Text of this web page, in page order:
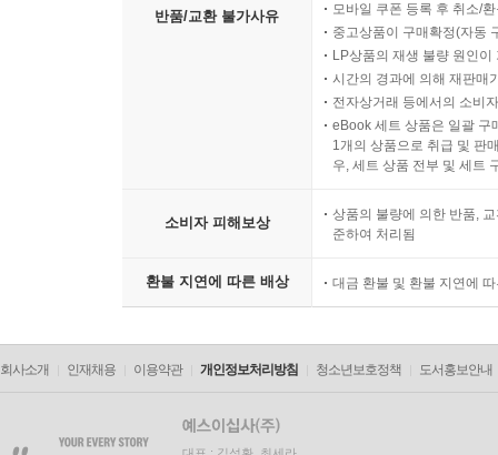
반품/교환 불가사유
모바일 쿠폰 등록 후 취소/
중고상품이 구매확정(자동
LP상품의 재생 불량 원인
시간의 경과에 의해 재판매
전자상거래 등에서의 소비
eBook 세트 상품은 일괄 구
1개의 상품으로 취급 및 판
우, 세트 상품 전부 및 세트
소비자 피해보상
상품의 불량에 의한 반품,
준하여 처리됨
환불 지연에 따른 배상 대금 환불 및 환불 지연에
회사소개 인재채용 이용약관 개인정보처리방침 청소년보호정책 도서홍보안내